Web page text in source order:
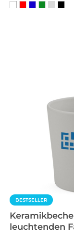
BESTSELLER
leuchtenden